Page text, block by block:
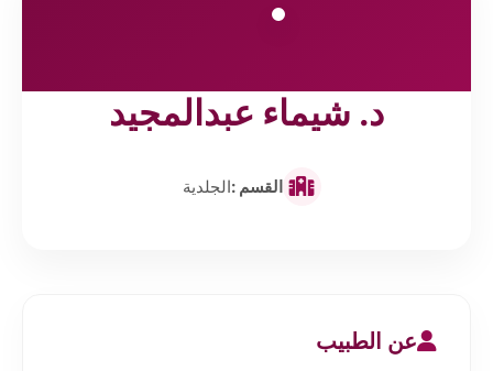
د. شيماء عبدالمجيد
القسم :الجلدية
عن الطبيب